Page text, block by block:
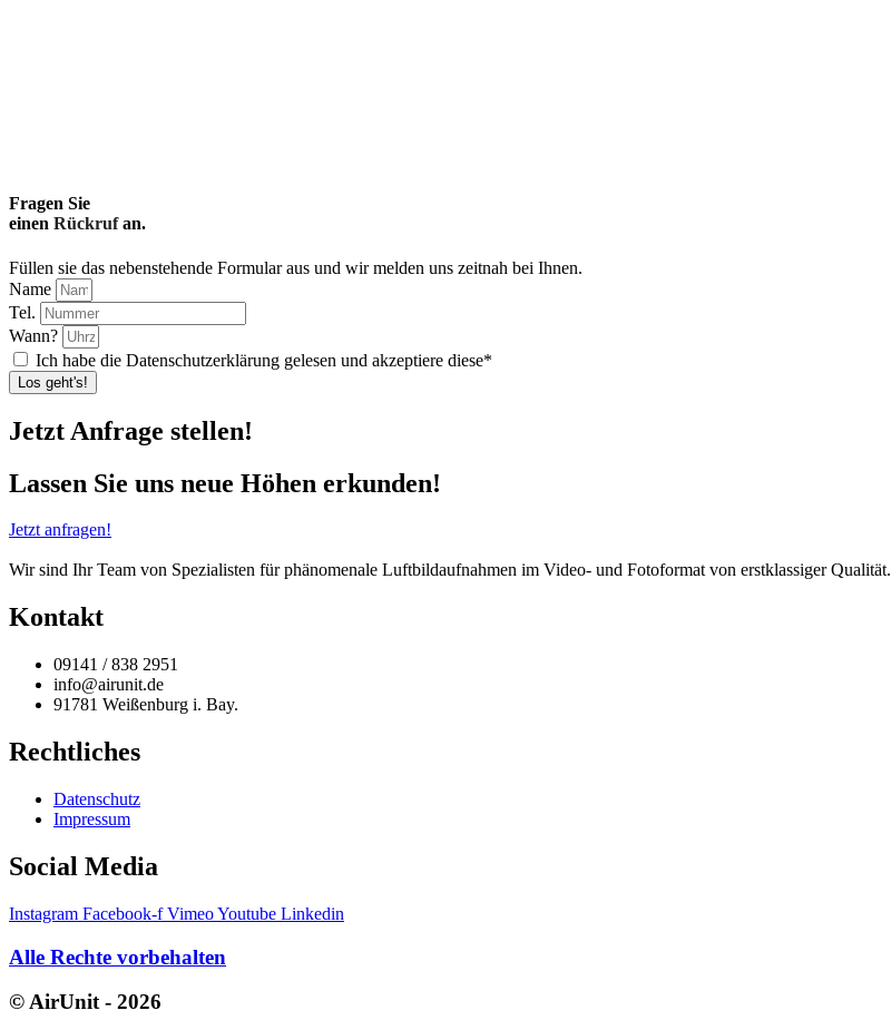
Fragen Sie
einen Rückrufan.
Füllen sie das nebenstehende Formular aus und wir melden uns zeitnah bei Ihnen.
Name
Tel.
Wann?
Ich habe die Datenschutzerklärung gelesen und akzeptiere diese*
Los geht's!
Jetzt Anfrage stellen!
Lassen Sie uns neue Höhen erkunden!
Jetzt anfragen!
Wir sind Ihr Team von Spezialisten für phänomenale Luftbildaufnahmen im Video- und Fotoformat von erstklassiger Qualität.
Kontakt
09141 / 838 2951
info@airunit.de
91781 Weißenburg i. Bay.
Rechtliches
Datenschutz
Impressum
Social Media
Instagram Facebook-f VimeoYoutube Linkedin
Alle Rechte vorbehalten
© AirUnit - 2026